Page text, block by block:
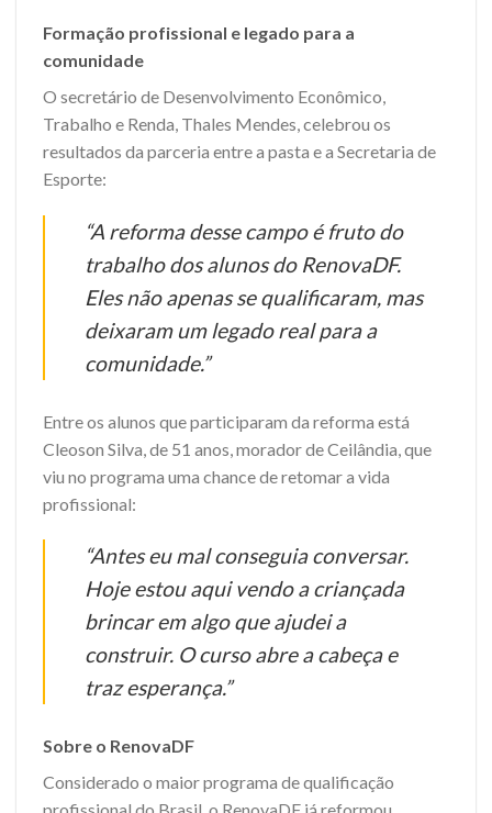
Formação profissional e legado para a
comunidade
O secretário de Desenvolvimento Econômico,
Trabalho e Renda, Thales Mendes, celebrou os
resultados da parceria entre a pasta e a Secretaria de
Esporte:
“A reforma desse campo é fruto do
trabalho dos alunos do RenovaDF.
Eles não apenas se qualificaram, mas
deixaram um legado real para a
comunidade.”
Entre os alunos que participaram da reforma está
Cleoson Silva, de 51 anos, morador de Ceilândia, que
viu no programa uma chance de retomar a vida
profissional:
“Antes eu mal conseguia conversar.
Hoje estou aqui vendo a criançada
brincar em algo que ajudei a
construir. O curso abre a cabeça e
traz esperança.”
Sobre o RenovaDF
Considerado o maior programa de qualificação